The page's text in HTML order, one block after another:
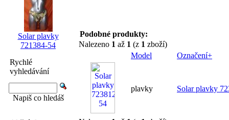
Solar plavky
721384-54
Rychlé
vyhledávání
Napiš co hledáš
Podobné produkty:
Nalezeno 1 až 1 (z 1 zboží)
Model
Označení+
plavky Solar plavky